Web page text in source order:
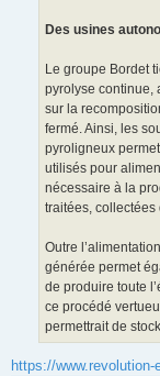
Des usines
Le groupe Bordet
pyrolyse continue,
sur la
fermé. Ainsi, les
pyroligneux
utilisés pour
nécessaire à la
traitées,
Outre
générée permet
de produire toute
ce procédé
permettrait de
https://